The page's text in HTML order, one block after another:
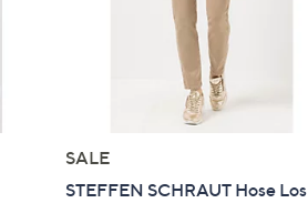
SALE
STEFFEN SCHRAUT Hose Los